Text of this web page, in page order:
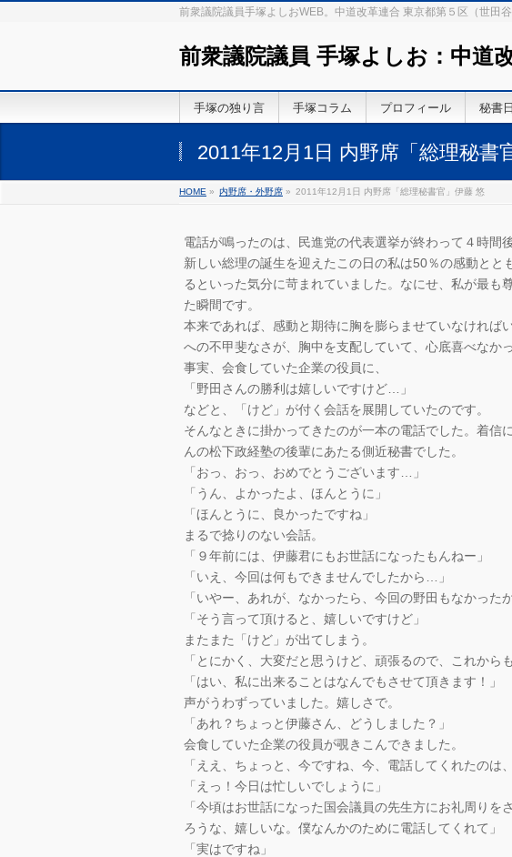
前衆議院議員手塚よしおWEB。中道改革連合 東京都第５区（世田
前衆議院議員 手塚よしお：中道
手塚の独り言 手塚コラム プロフィール 秘書
2011年12月1日 内野席「総理秘書
HOME » 内野席・外野席 » 2011年12月1日 内野席「総理秘書官」伊藤 悠
電話が鳴ったのは、民進党の代表選挙が終わって４時間
新しい総理の誕生を迎えたこの日の私は50％の感動と
るといった気分に苛まれていました。なにせ、私が最も
た瞬間です。
本来であれば、感動と期待に胸を膨らませていなければ
への不甲斐なさが、胸中を支配していて、心底喜べなか
事実、会食していた企業の役員に、
「野田さんの勝利は嬉しいですけど…」
などと、「けど」が付く会話を展開していたのです。
そんなときに掛かってきたのが一本の電話でした。着信
んの松下政経塾の後輩にあたる側近秘書でした。
「おっ、おっ、おめでとうございます…」
「うん、よかったよ、ほんとうに」
「ほんとうに、良かったですね」
まるで捻りのない会話。
「９年前には、伊藤君にもお世話になったもんねー」
「いえ、今回は何もできませんでしたから…」
「いやー、あれが、なかったら、今回の野田もなかった
「そう言って頂けると、嬉しいですけど」
またまた「けど」が出てしまう。
「とにかく、大変だと思うけど、頑張るので、これから
「はい、私に出来ることはなんでもさせて頂きます！」
声がうわずっていました。嬉しさで。
「あれ？ちょっと伊藤さん、どうしました？」
会食していた企業の役員が覗きこんできました。
「ええ、ちょっと、今ですね、今、電話してくれたのは
「えっ！今日は忙しいでしょうに」
「今頃はお世話になった国会議員の先生方にお礼周り
ろうな、嬉しいな。僕なんかのために電話してくれて」
「実はですね」